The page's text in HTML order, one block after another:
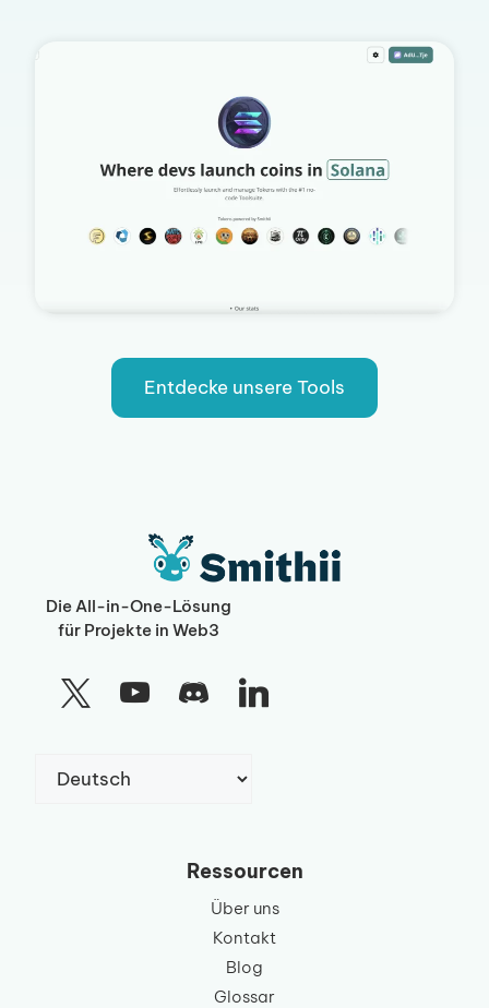
Entdecke unsere Tools
Die All-in-One-Lösung
für Projekte in Web3
auswählen
Ressourcen
Über uns
Kontakt
Blog
Glossar